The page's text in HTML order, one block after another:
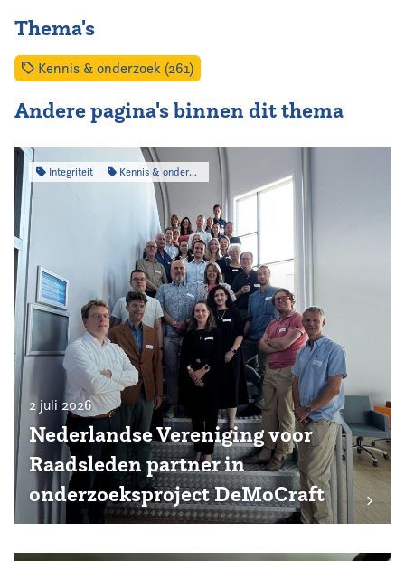
Thema's
Kennis & onderzoek (261)
Andere pagina's binnen dit thema
Integriteit Kennis & onderzoek
2 juli 2026
Nederlandse Vereniging voor
Raadsleden partner in
onderzoeksproject DeMoCraft